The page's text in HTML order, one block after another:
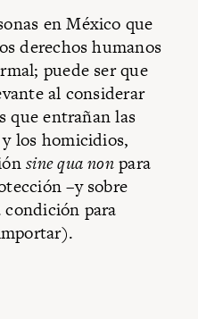
en México que
derechos humanos
puede ser que
al considerar
que entrañan las
los homicidios,
sine qua nonpara
–y sobre
para